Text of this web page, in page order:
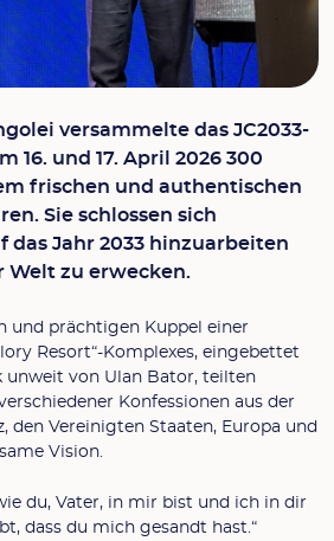
versammelte das JC2033-
16. und 17. April 2026 300
frischen und authentischen
Sie schlossen sich
das Jahr 2033 hinzuarbeiten
Welt zu erwecken.
und prächtigen Kuppel einer
Resort“-Komplexes, eingebettet
unweit von Ulan Bator, teilten
Konfessionen aus der
den Vereinigten Staaten, Europa und
Vision.
du, Vater, in mir bist und ich in dir
dass du mich gesandt hast.“